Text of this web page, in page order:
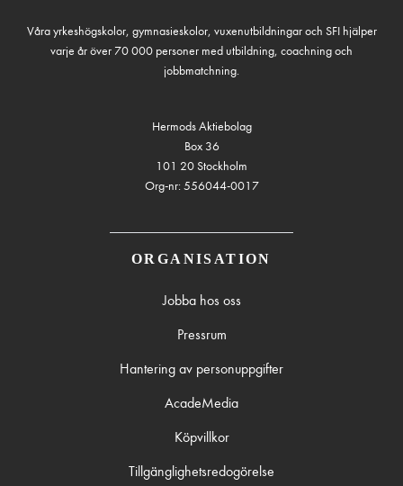
Våra yrkeshögskolor, gymnasieskolor, vuxenutbildningar och SFI hjälper
varje år över 70 000 personer med utbildning, coachning och
jobbmatchning.
Hermods Aktiebolag
Box 36
101 20 Stockholm
Org-nr: 556044-0017
ORGANISATION
Jobba hos oss
Pressrum
Hantering av personuppgifter
AcadeMedia
Köpvillkor
Tillgänglighetsredogörelse